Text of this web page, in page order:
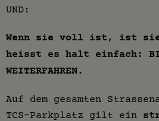
UND:
Wenn sie voll ist, ist sie
heisst es halt einfach:
WEITERFAHREN.
Auf dem gesamten
TCS-Parkplatz gilt ein